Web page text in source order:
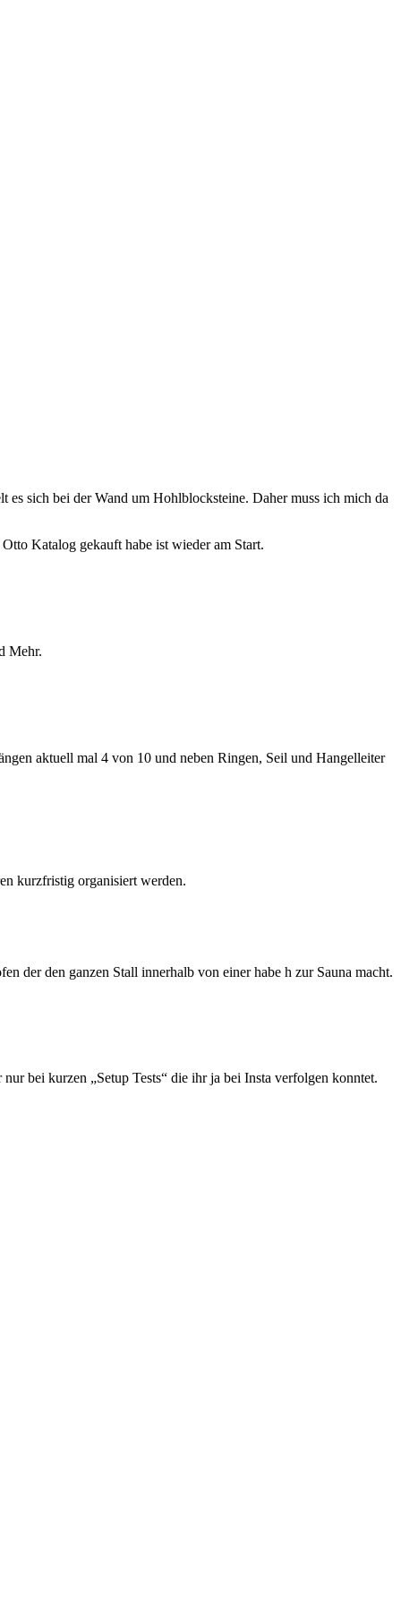
sich bei der Wand um Hohlblocksteine. Daher muss ich mich da
Katalog gekauft habe ist wieder am Start.
Mehr.
aktuell mal 4 von 10 und neben Ringen, Seil und Hangelleiter
kurzfristig organisiert werden.
der den ganzen Stall innerhalb von einer habe h zur Sauna macht.
bei kurzen „Setup Tests“ die ihr ja bei Insta verfolgen konntet.